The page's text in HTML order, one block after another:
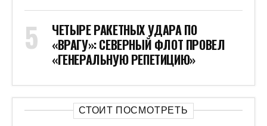
ЧЕТЫРЕ РАКЕТНЫХ УДАРА ПО
«ВРАГУ»: СЕВЕРНЫЙ ФЛОТ ПРОВЕЛ
«ГЕНЕРАЛЬНУЮ РЕПЕТИЦИЮ»
СТОИТ ПОСМОТРЕТЬ